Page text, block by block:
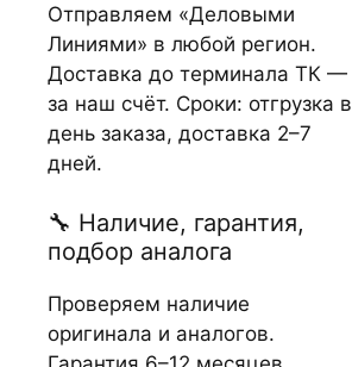
Отправляем «Деловыми
Линиями» в любой регион.
Доставка до терминала ТК —
за наш счёт. Сроки: отгрузка в
день заказа, доставка 2–7
дней.
🔧 Наличие, гарантия,
подбор аналога
Проверяем наличие
оригинала и аналогов.